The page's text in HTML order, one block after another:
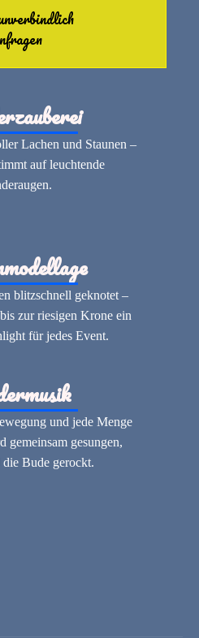
Lachen und Staunen –
auf leuchtende
blitzschnell geknotet –
zur riesigen Krone ein
für jedes Event.
und jede Menge
gemeinsam gesungen,
die Bude gerockt.